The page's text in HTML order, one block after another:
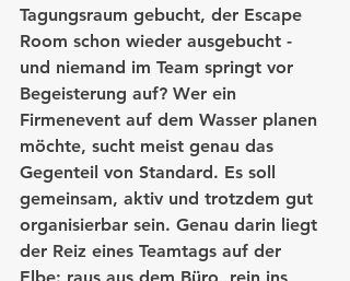
Tagungsraum gebucht, der Escape
Room schon wieder ausgebucht -
und niemand im Team springt vor
Begeisterung auf? Wer ein
Firmenevent auf dem Wasser planen
möchte, sucht meist genau das
Gegenteil von Standard. Es soll
gemeinsam, aktiv und trotzdem gut
organisierbar sein. Genau darin liegt
der Reiz eines Teamtags auf der